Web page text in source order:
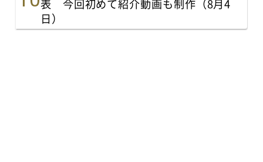
表 今回初めて紹介動画も制作（8月4
日）